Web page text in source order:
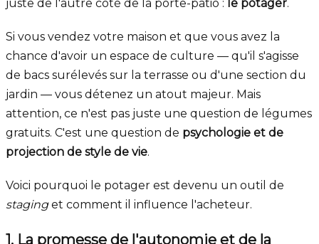
juste de l'autre côté de la porte-patio : le potager.
Si vous vendez votre maison et que vous avez la
chance d'avoir un espace de culture — qu'il s'agisse
de bacs surélevés sur la terrasse ou d'une section du
jardin — vous détenez un atout majeur. Mais
attention, ce n'est pas juste une question de légumes
gratuits. C'est une question de psychologie et de
projection de style de vie.
Voici pourquoi le potager est devenu un outil de
staginget comment il influence l'acheteur.
1. La promesse de l'autonomie et de la